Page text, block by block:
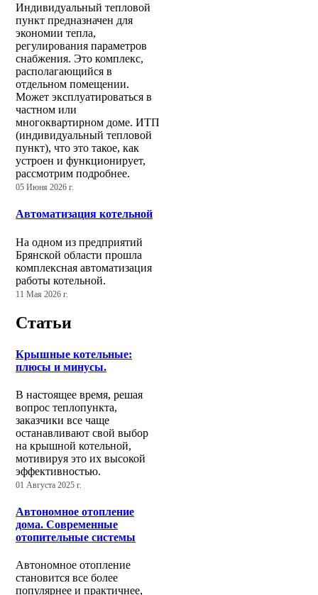
Индивидуальный тепловой
пункт предназначен для
экономии тепла,
регулирования параметров
снабжения. Это комплекс,
располагающийся в
отдельном помещении.
Может эксплуатироваться в
частном или
многоквартирном доме. ИТП
(индивидуальный тепловой
пункт), что это такое, как
устроен и функционирует,
рассмотрим подробнее.
05 Июня 2026 г.
Автоматизация котельной
На одном из предприятий
Брянской области прошла
комплексная автоматизация
работы котельной.
11 Мая 2026 г.
Статьи
Крышные котельные:
плюсы и минусы.
В настоящее время, решая
вопрос теплопункта,
заказчики все чаще
останавливают свой выбор
на крышной котельной,
мотивируя это их высокой
эффективностью.
01 Августа 2025 г.
Автономное отопление
дома. Современные
отопительные системы
Автономное отопление
становится все более
популярнее и практичнее,